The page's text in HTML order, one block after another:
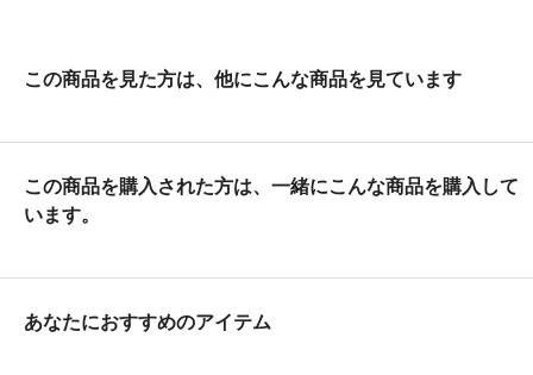
この商品を見た方は、他にこんな商品を見ています
この商品を購入された方は、一緒にこんな商品を購入して
います。
あなたにおすすめのアイテム